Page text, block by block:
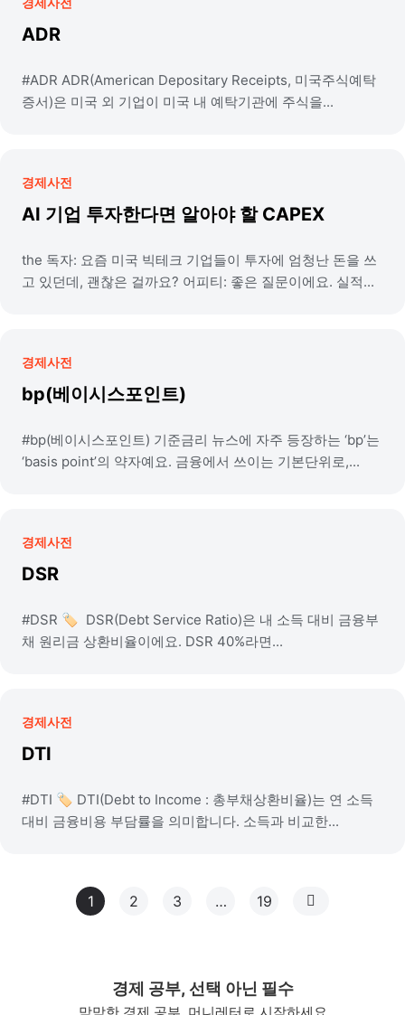
ADR
#ADR ADR(American Depositary Receipts, 미국주식예탁
증서)은 미국 외 기업이 미국 내 예탁기관에 주식을...
경제사전
AI 기업 투자한다면 알아야 할 CAPEX
the 독자: 요즘 미국 빅테크 기업들이 투자에 엄청난 돈을 쓰
고 있던데, 괜찮은 걸까요? 어피티: 좋은 질문이에요. 실적...
경제사전
bp(베이시스포인트)
#bp(베이시스포인트) 기준금리 뉴스에 자주 등장하는 ‘bp’는
‘basis point’의 약자예요. 금융에서 쓰이는 기본단위로,...
경제사전
DSR
#DSR 🏷️ DSR(Debt Service Ratio)은 내 소득 대비 금융부
채 원리금 상환비율이에요. DSR 40%라면...
경제사전
DTI
#DTI 🏷️ DTI(Debt to Income : 총부채상환비율)는 연 소득
대비 금융비용 부담률을 의미합니다. 소득과 비교한...
1 2 3 … 19
경제 공부, 선택 아닌 필수